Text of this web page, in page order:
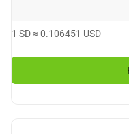
1 SD≈ 0.106451 USD